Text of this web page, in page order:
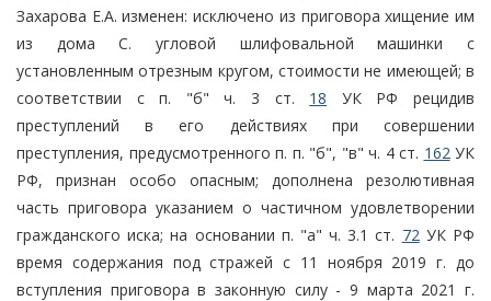
Захарова Е.А. изменен: исключено из приговора хищение им
из дома С. угловой шлифовальной машинки с
установленным отрезным кругом, стоимости не имеющей; в
соответствии с п. "б" ч. 3 ст. 18 УК РФ рецидив
преступлений в его действиях при совершении
преступления, предусмотренного п. п. "б", "в" ч. 4 ст. 162 УК
РФ, признан особо опасным; дополнена резолютивная
часть приговора указанием о частичном удовлетворении
гражданского иска; на основании п. "а" ч. 3.1 ст. 72 УК РФ
время содержания под стражей с 11 ноября 2019 г. до
вступления приговора в законную силу - 9 марта 2021 г.